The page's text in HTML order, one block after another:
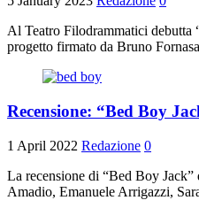
Al Teatro Filodrammatici debutta
progetto firmato da Bruno
Recensione: “Bed Boy
1 April 2022 Redazione 0
La recensione di “Bed Boy
Amadio, Emanuele Arrigazzi,